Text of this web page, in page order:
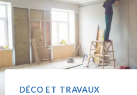
DÉCO ET TRAVAUX